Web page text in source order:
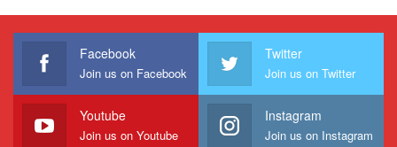
Facebook
Join us on Facebook
Twitter
Join us on Twitter
Youtube
Join us on Youtube
Instagram
Join us on Instagram